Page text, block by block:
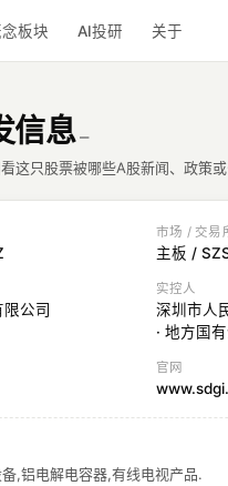
板块 AI投研 关于
信息 —
这只股票被哪些A股新闻、政策
市场 / 交易
主板 /
公司
实控人
深圳市人
· 地方国
官网
,铝电解电容器,有线电视产品.